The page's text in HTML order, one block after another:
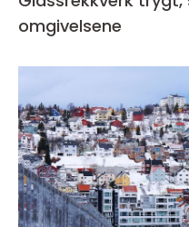
omgivelsene